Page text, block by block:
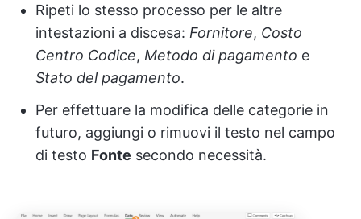
Ripeti lo stesso processo per le altre
intestazioni a discesa: Fornitore, Costo
Centro Codice, Metodo di pagamento e
Stato del pagamento.
Per effettuare la modifica delle categorie in
futuro, aggiungi o rimuovi il testo nel campo
di testo Fonte secondo necessità.